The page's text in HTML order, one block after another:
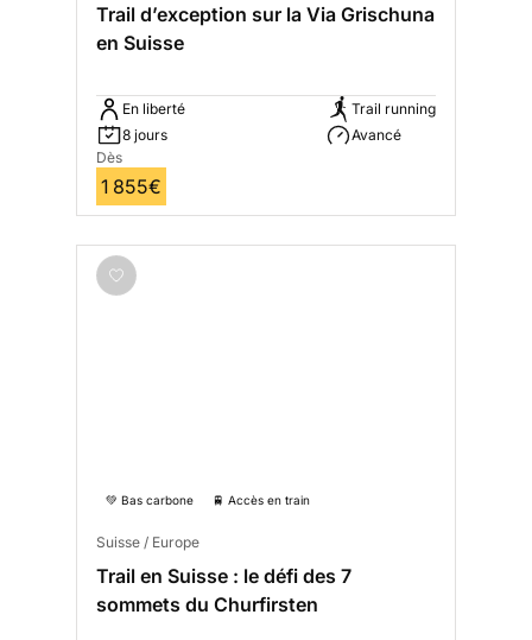
Trail d’exception sur la Via Grischuna
en Suisse
En liberté
8 jours
Trail running
Avancé
Dès
1 855€
💚 Bas carbone 🚆 Accès en train
Suisse / Europe
Trail en Suisse : le défi des 7
sommets du Churfirsten